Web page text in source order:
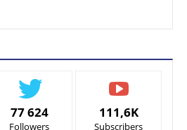
77 624
Followers
111,6K
Subscribers